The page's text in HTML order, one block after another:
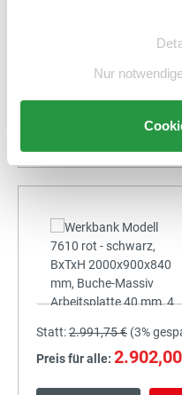
Nur
Statt:2.991,75 € (3%
Preis für alle: